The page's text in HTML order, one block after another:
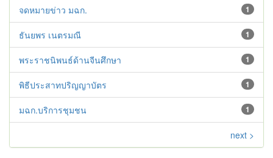
1
จดหมายข่าว มฉก.
1
ธันยพร เนตรมณี
1
พระราชนิพนธ์ด้านจีนศึกษา
1
พิธีประสาทปริญญาบัตร
1
มฉก.บริการชุมชน
next >